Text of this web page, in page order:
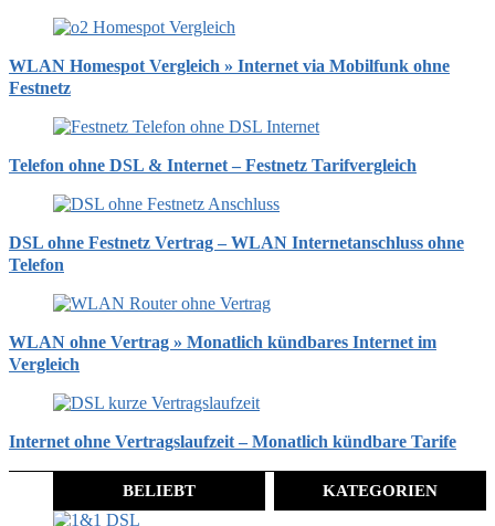
WLAN Homespot Vergleich » Internet via Mobilfunk ohne
Festnetz
Telefon ohne DSL & Internet – Festnetz Tarifvergleich
DSL ohne Festnetz Vertrag – WLAN Internetanschluss ohne
Telefon
WLAN ohne Vertrag » Monatlich kündbares Internet im
Vergleich
Internet ohne Vertragslaufzeit – Monatlich kündbare Tarife
BELIEBT KATEGORIEN